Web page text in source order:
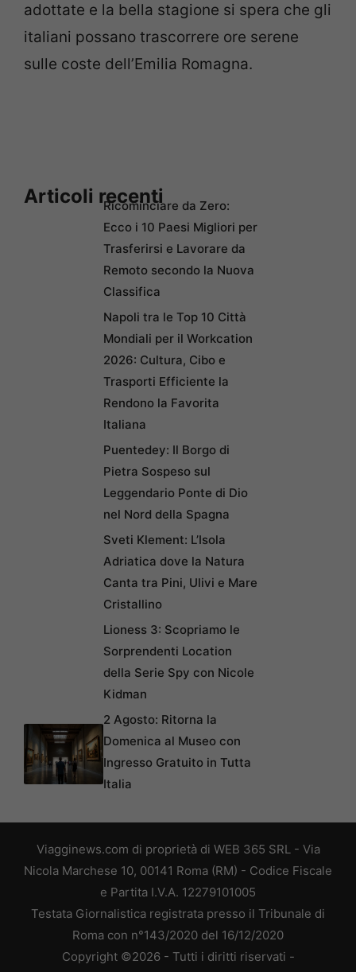
adottate e la bella stagione si spera che gli
italiani possano trascorrere ore serene
sulle coste dell’Emilia Romagna.
Articoli recentiRicominciare da Zero:
Ecco i 10 Paesi Migliori per
Trasferirsi e Lavorare da
Remoto secondo la Nuova
Classifica
Napoli tra le Top 10 Città
Mondiali per il Workcation
2026: Cultura, Cibo e
Trasporti Efficiente la
Rendono la Favorita
Italiana
Puentedey: Il Borgo di
Pietra Sospeso sul
Leggendario Ponte di Dio
nel Nord della Spagna
Sveti Klement: L’Isola
Adriatica dove la Natura
Canta tra Pini, Ulivi e Mare
Cristallino
Lioness 3: Scopriamo le
Sorprendenti Location
della Serie Spy con Nicole
Kidman
2 Agosto: Ritorna la
Domenica al Museo con
Ingresso Gratuito in Tutta
Italia
Viagginews.com di proprietà di WEB 365 SRL - Via
Nicola Marchese 10, 00141 Roma (RM) - Codice Fiscale
e Partita I.V.A. 12279101005
Testata Giornalistica registrata presso il Tribunale di
Roma con n°143/2020 del 16/12/2020
Copyright ©2026 - Tutti i diritti riservati -